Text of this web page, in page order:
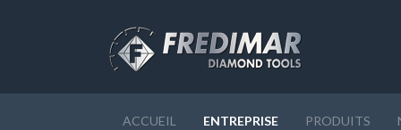
ACCUEIL ENTREPRISE PRODUITS